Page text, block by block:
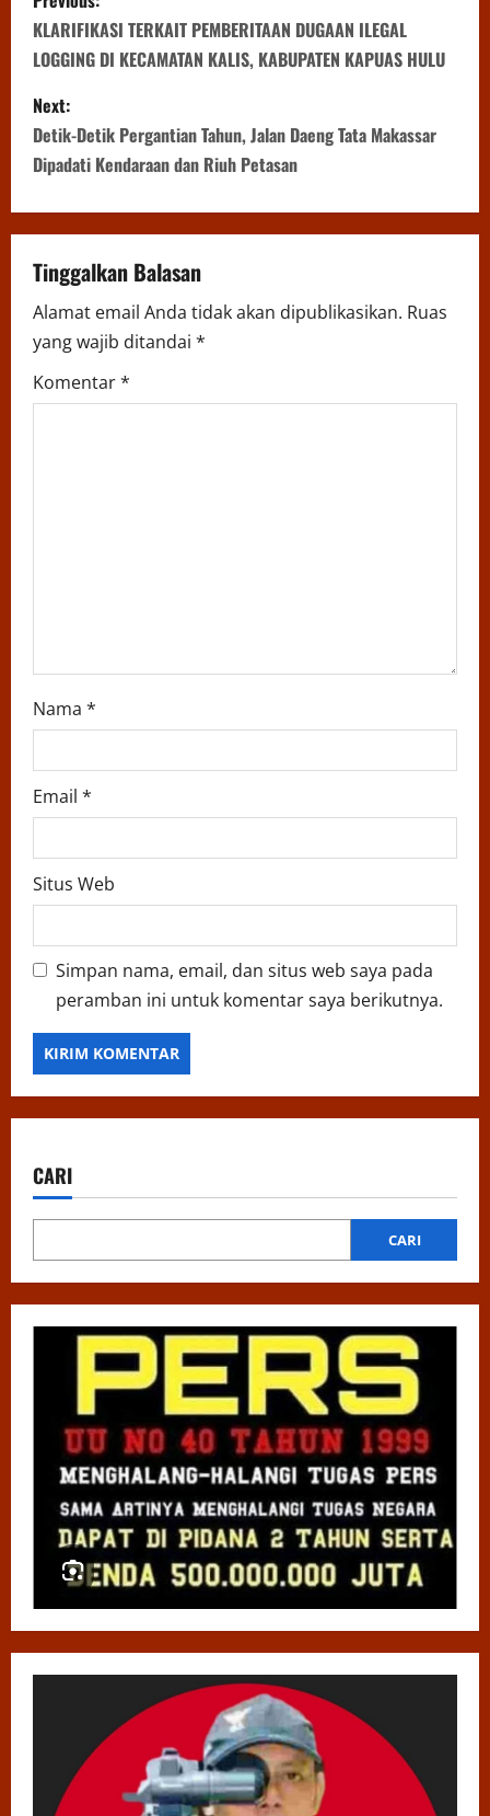
o
s
t
n
a
v
i
g
a
KLARIFIKASI TERKAIT PEMBERITAAN DUGAAN ILEGAL
LOGGING DI KECAMATAN KALIS, KABUPATEN KAPUAS HULU
Next:
Detik-Detik Pergantian Tahun, Jalan Daeng Tata Makassar
Dipadati Kendaraan dan Riuh Petasan
Tinggalkan Balasan
Alamat email Anda tidak akan dipublikasikan. Ruas
yang wajib ditandai *
Komentar*
Nama *
Email *
Situs Web
Simpan nama, email, dan situs web saya pada
peramban ini untuk komentar saya berikutnya.
CARI
CARI